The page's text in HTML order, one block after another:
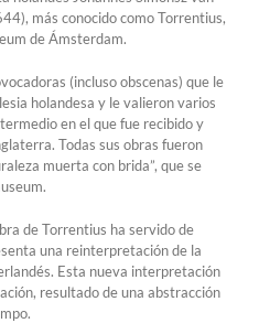
más conocido como Torrentius,
de Ámsterdam.
(incluso obscenas) que le
holandesa y le valieron varios
en el que fue recibido y
Todas sus obras fueron
muerta con brida”, que se
de Torrentius ha servido de
una reinterpretación de la
Esta nueva interpretación
resultado de una abstracción